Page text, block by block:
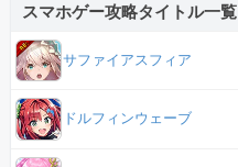
スマホゲー攻略タイトル一覧
サファイアスフィア
ドルフィンウェーブ